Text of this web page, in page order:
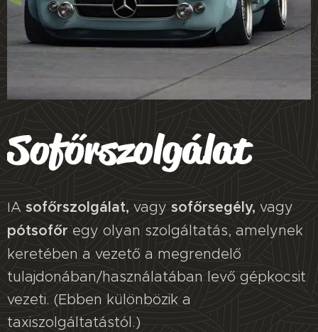
Sofőrszolgálat
IA sofőrszolgálat, vagy sofőrsegély, vagy
pótsofőr egy olyan szolgáltatás, amelynek
keretében a vezető a megrendelő
tulajdonában/használatában levő gépkocsit
vezeti. (Ebben különbözik a
taxiszolgáltatástól.)